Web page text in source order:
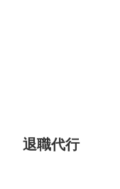
退職代行